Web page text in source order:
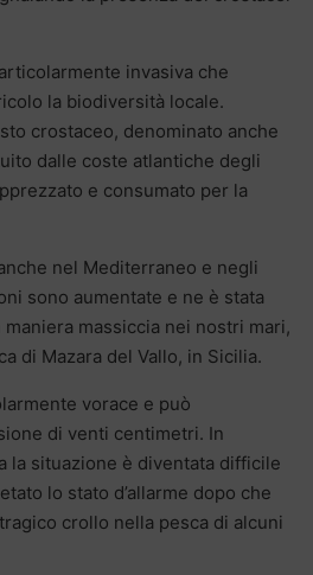
invasiva che
la biodiversità locale.
crostaceo, denominato anche
dalle coste atlantiche degli
e consumato per la
nel Mediterraneo e negli
sono aumentate e ne è stata
massiccia nei nostri mari,
di Mazara del Vallo, in Sicilia.
vorace e può
di venti centimetri. In
la situazione è diventata difficile
lo stato d’allarme dopo che
crollo nella pesca di alcuni